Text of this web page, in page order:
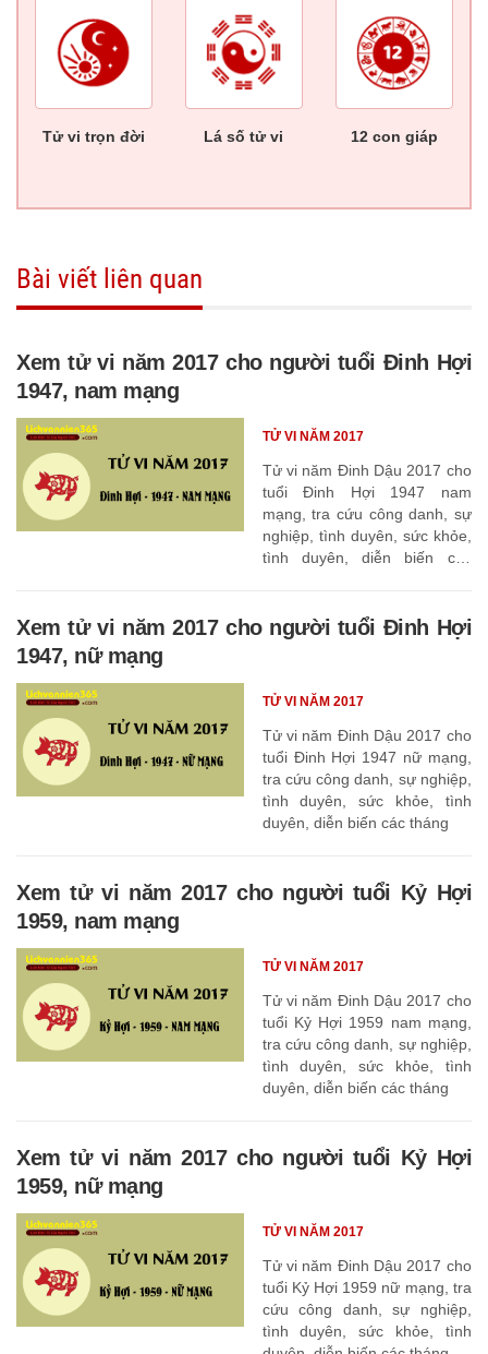
Tử vi trọn đời Lá số tử vi 12 con giáp
Bài viết liên quan
Xem tử vi năm 2017 cho người tuổi Đinh Hợi
1947, nam mạng
Tử vi năm Đinh Dậu 2017 cho
tuổi Đinh Hợi 1947 nam
mạng, tra cứu công danh, sự
nghiệp, tình duyên, sức khỏe,
tình duyên, diễn biến các
TỬ VI NĂM 2017
Xem tử vi năm 2017 cho người tuổi Đinh Hợi
1947, nữ mạng
Tử vi năm Đinh Dậu 2017 cho
tuổi Đinh Hợi 1947 nữ mạng,
tra cứu công danh, sự nghiệp,
tình duyên, sức khỏe, tình
duyên, diễn biến các tháng
TỬ VI NĂM 2017
Xem tử vi năm 2017 cho người tuổi Kỷ Hợi
1959, nam mạng
Tử vi năm Đinh Dậu 2017 cho
tuổi Kỷ Hợi 1959 nam mạng,
tra cứu công danh, sự nghiệp,
tình duyên, sức khỏe, tình
duyên, diễn biến các tháng
TỬ VI NĂM 2017
Xem tử vi năm 2017 cho người tuổi Kỷ Hợi
1959, nữ mạng
Tử vi năm Đinh Dậu 2017 cho
tuổi Kỷ Hợi 1959 nữ mạng, tra
cứu công danh, sự nghiệp,
tình duyên, sức khỏe, tình
TỬ VI NĂM 2017